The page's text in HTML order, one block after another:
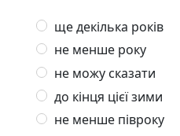
ще декілька років
не менше року
не можу сказати
до кінця цієї зими
не менше півроку